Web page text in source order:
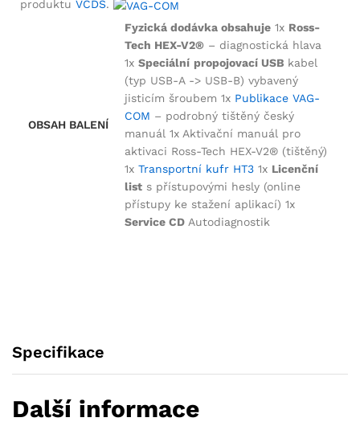
produktu VCDS.
OBSAH BALENÍ
Fyzická dodávka obsahuje 1x Ross-
Tech HEX-V2® – diagnostická hlava
1x Speciální propojovací USB kabel
(typ USB-A -> USB-B) vybavený
jisticím šroubem 1x Publikace VAG-
COM – podrobný tištěný český
manuál 1x Aktivační manuál pro
aktivaci Ross-Tech HEX-V2® (tištěný)
1x Transportní kufr HT3 1x Licenční
list s přístupovými hesly (online
přístupy ke stažení aplikací) 1x
Service CD Autodiagnostik
Specifikace
Další informace